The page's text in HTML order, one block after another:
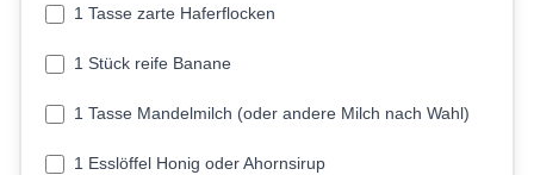
1 Tasse zarte Haferflocken
1 Stück reife Banane
1 Tasse Mandelmilch (oder andere Milch nach Wahl)
1 Esslöffel Honig oder Ahornsirup